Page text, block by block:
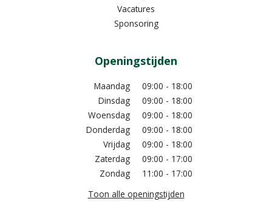
Vacatures
Sponsoring
Openingstijden
Maandag
09:00 - 18:00
Dinsdag
09:00 - 18:00
Woensdag
09:00 - 18:00
Donderdag
09:00 - 18:00
Vrijdag
09:00 - 18:00
Zaterdag
09:00 - 17:00
Zondag
11:00 - 17:00
Toon alle openingstijden